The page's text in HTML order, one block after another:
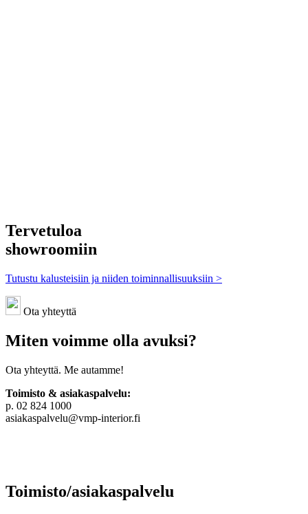
Tervetuloa
showroomiin
Tutustu kalusteisiin ja niiden toiminnallisuuksiin >
Ota yhteyttä
Miten voimme olla avuksi?
Ota yhteyttä. Me autamme!
Toimisto & asiakaspalvelu:
p. 02 824 1000
asiakaspalvelu@vmp-interior.fi
Toimisto/asiakaspalvelu